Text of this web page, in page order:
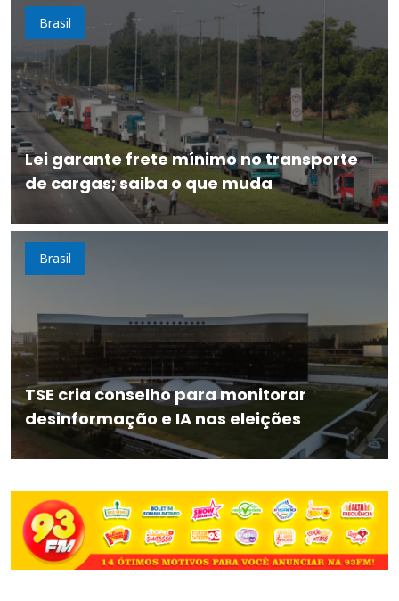
Brasil
Lei garante frete mínimo no transporte
de cargas; saiba o que muda
Brasil
TSE cria conselho para monitorar
desinformação e IA nas eleições